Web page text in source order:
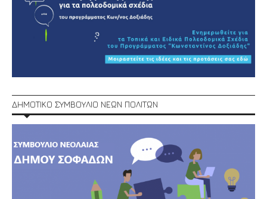
ΔΗΜΟΤΙΚΟ ΣΥΜΒΟΥΛΙΟ ΝΕΩΝ ΠΟΛΙΤΩΝ